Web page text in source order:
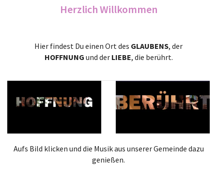
Herzlich Willkommen
Hier findest Du einen Ort des GLAUBENS, der
HOFFNUNG und der LIEBE, die berührt.
Aufs Bild klicken und die Musik aus unserer Gemeinde dazu
genießen.